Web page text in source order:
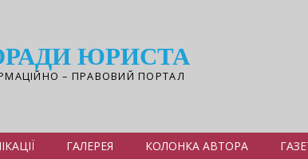
ЮРИСТА
– ПРАВОВИЙ ПОРТАЛ
ГАЛЕРЕЯ КОЛОНКА АВТОРА